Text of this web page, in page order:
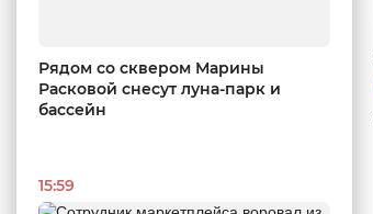
Рядом со сквером Марины
Расковой снесут луна-парк и
бассейн
15:59